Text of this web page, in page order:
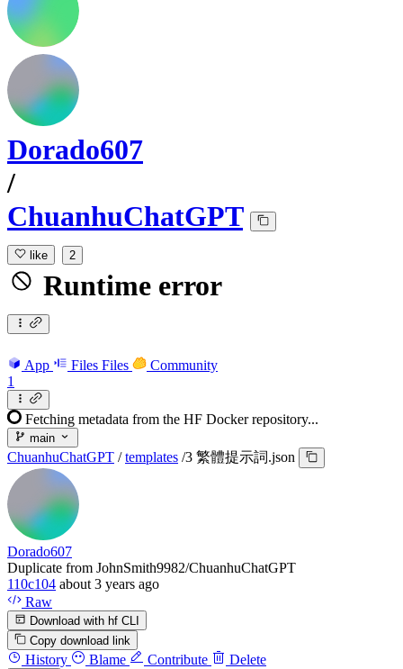
Dorado607
/
ChuanhuChatGPT
like 2
Runtime error
App Files Files
Community
1
Fetching metadata from the HF Docker repository...
main
ChuanhuChatGPT / templates /3 繁體提示詞.json
Dorado607
Duplicate from JohnSmith9982/ChuanhuChatGPT
110c104 about 3 years ago
Raw
Download with hf CLI
Copy download link
History Blame Contribute Delete